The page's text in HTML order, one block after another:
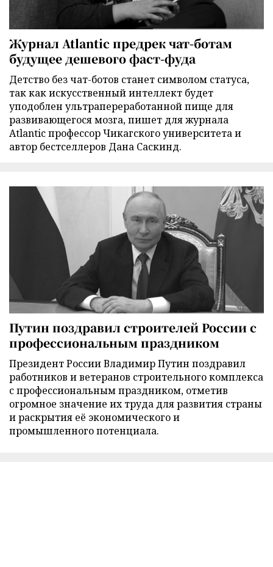
Журнал Atlantic предрек чат-ботам
будущее дешевого фаст-фуда
Детство без чат-ботов станет символом статуса,
так как искусственный интеллект будет
уподоблен ультрапереработанной пище для
развивающегося мозга, пишет для журнала
Atlantic профессор Чикагского университета и
автор бестселлеров Дана Саскинд.
Путин поздравил строителей России с
профессиональным праздником
Президент России Владимир Путин поздравил
работников и ветеранов строительного комплекса
с профессиональным праздником, отметив
огромное значение их труда для развития страны
и раскрытия её экономического и
промышленного потенциала.